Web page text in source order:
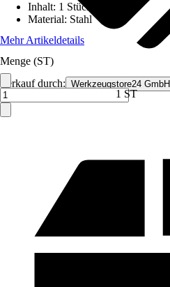
Verkauf durch: Werkzeugstore24 GmbH
Inhalt: 1 Stück
Material: Stahl
Mehr Artikeldetails
Menge (ST)
1 ST